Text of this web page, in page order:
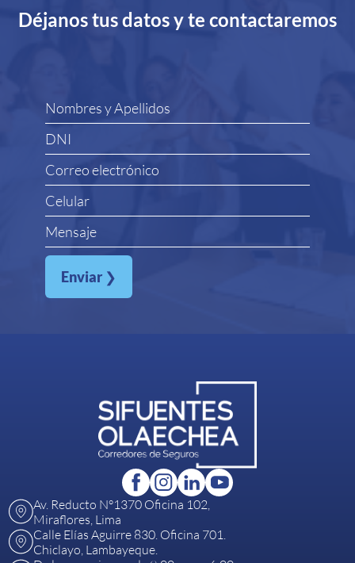
Déjanos tus datos y te contactaremos
Enviar ❯
Av. Reducto N°1370 Oficina 102,
Miraflores, Lima
Calle Elías Aguirre 830. Oficina 701.
Chiclayo, Lambayeque.